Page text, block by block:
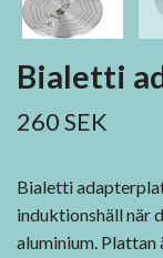
Bialetti
260 SEK
Bialetti
induktionshäll när
aluminium. Plattan